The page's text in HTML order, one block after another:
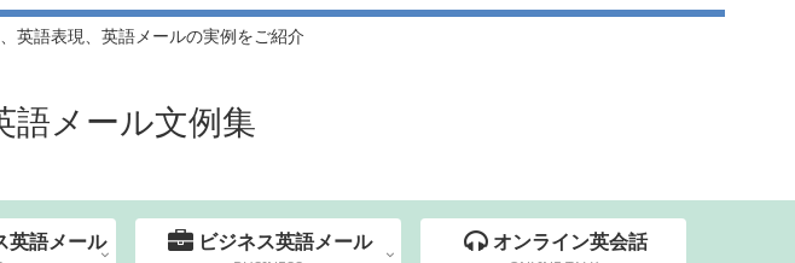
英語表現、英語メールの実例をご紹介
語メール文例集
英語メール
ビジネス英語メール
オンライン英会話